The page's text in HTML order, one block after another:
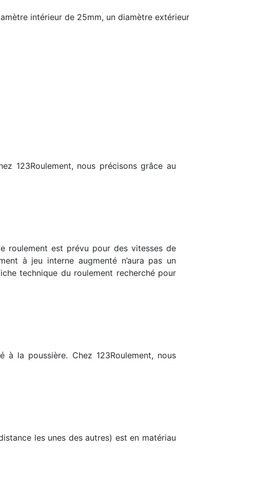
intérieur de 25mm, un diamètre extérieur
123Roulement, nous précisons grâce au
roulement est prévu pour des vitesses de
à jeu interne augmenté n’aura pas un
technique du roulement recherché pour
la poussière. Chez 123Roulement, nous
les unes des autres) est en matériau